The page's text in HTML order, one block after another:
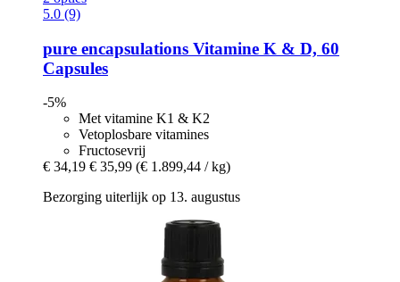
5.0 (9)
pure encapsulations Vitamine K & D, 60
Capsules
-5%
Met vitamine K1 & K2
Vetoplosbare vitamines
Fructosevrij
€ 34,19 € 35,99 (€ 1.899,44 / kg)
Bezorging uiterlijk op 13. augustus